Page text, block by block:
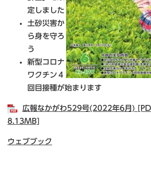
定しました
土砂災害か
ら身を守ろ
う
新型コロナ
ワクチン４
回目接種が始まります
広報なかがわ529号(2022年6月)
8.13MB]
ウェブブック